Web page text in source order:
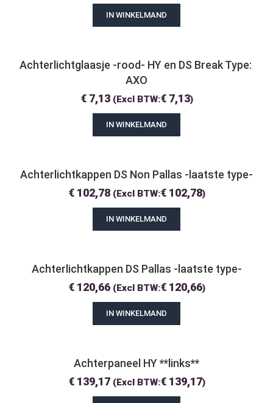
IN WINKELMAND
Achterlichtglaasje -rood- HY en DS Break Type:
AXO
€7,13 (Excl BTW:€7,13)
IN WINKELMAND
Achterlichtkappen DS Non Pallas -laatste type-
€102,78 (Excl BTW:€102,78)
IN WINKELMAND
Achterlichtkappen DS Pallas -laatste type-
€120,66 (Excl BTW:€120,66)
IN WINKELMAND
Achterpaneel HY **links**
€139,17 (Excl BTW:€139,17)